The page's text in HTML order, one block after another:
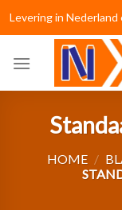
Levering in Nederland
HOME /